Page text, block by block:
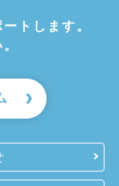
トします。